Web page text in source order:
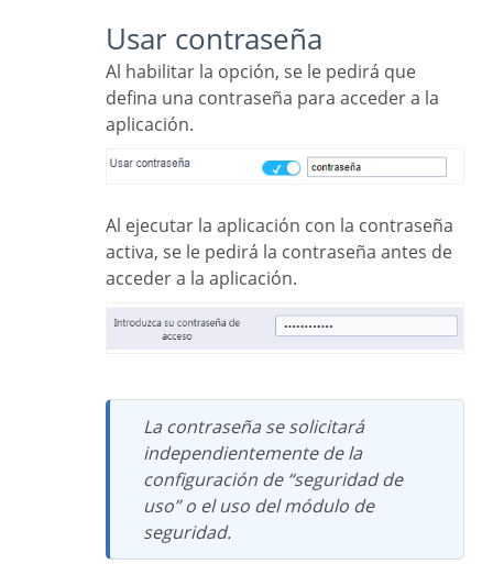
Usar contraseña
Al habilitar la opción, se le pedirá que
defina una contraseña para acceder a la
aplicación.
Al ejecutar la aplicación con la contraseña
activa, se le pedirá la contraseña antes de
acceder a la aplicación.
La contraseña se solicitará
independientemente de la
configuración de “seguridad de
uso” o el uso del módulo de
seguridad.